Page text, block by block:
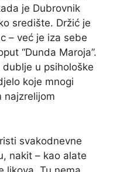
je Dubrovnik
središte. Držić je
– već je iza sebe
“Dunda Maroja”.
u psihološke
koje mnogi
najzrelijom
svakodnevne
nakit – kao alate